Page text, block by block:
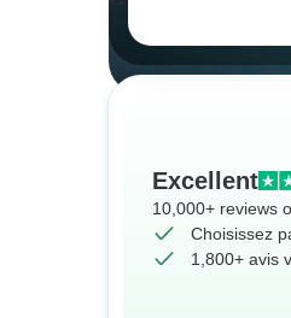
Excellent
10,000+ reviews
Choisissez
1,800+ avis